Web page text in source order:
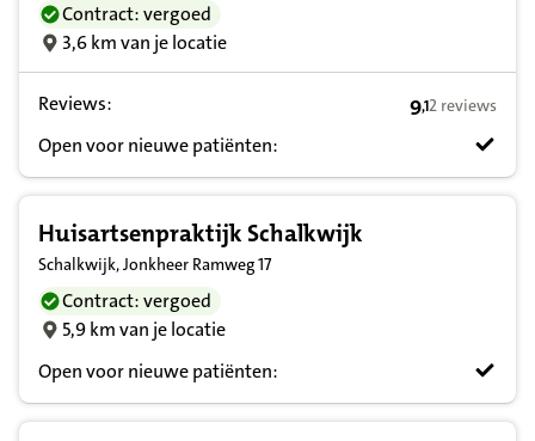
Contract: vergoed
3,6 km van je locatie
Reviews: 9,1 op basis
9,12 reviews
Open voor nieuwe patiënten:
Huisartsenpraktijk Schalkwijk
Schalkwijk, Jonkheer Ramweg 17
Contract: vergoed
5,9 km van je locatie
Open voor nieuwe patiënten: